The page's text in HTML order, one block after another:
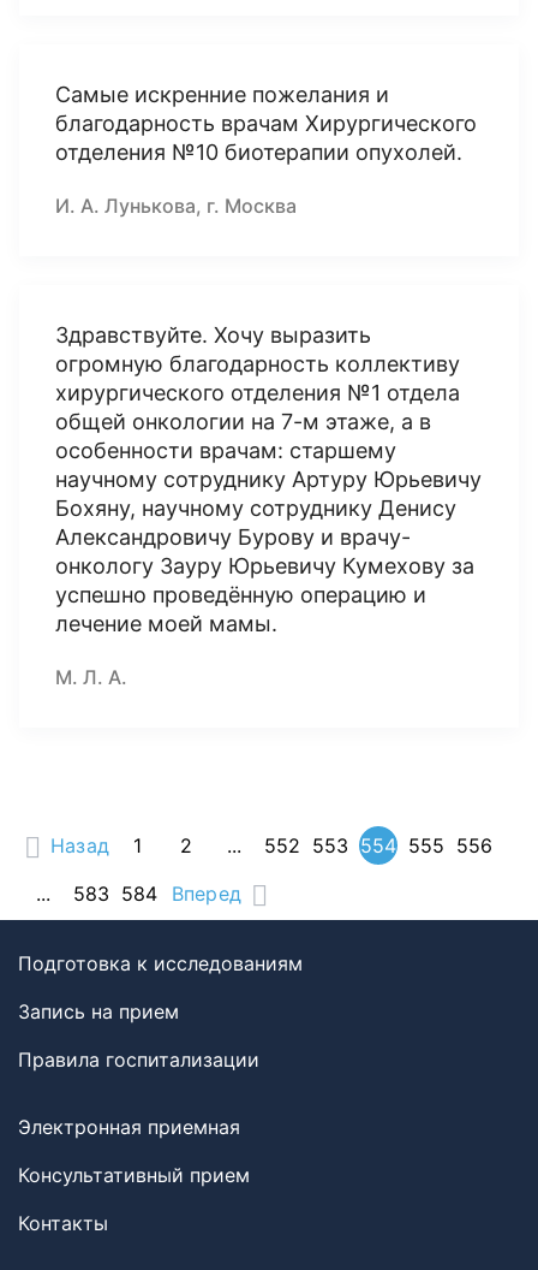
Самые искренние пожелания и
благодарность врачам Хирургического
отделения №10 биотерапии опухолей.
И. А. Лунькова, г. Москва
Здравствуйте. Хочу выразить
огромную благодарность коллективу
хирургического отделения №1 отдела
общей онкологии на 7-м этаже, а в
особенности врачам: старшему
научному сотруднику Артуру Юрьевичу
Бохяну, научному сотруднику Денису
Александровичу Бурову и врачу-
онкологу Зауру Юрьевичу Кумехову за
успешно проведённую операцию и
лечение моей мамы.
М. Л. А.
Назад 1 2 ... 552 553 554 555 556
...
583 584 Вперед
Подготовка к исследованиям
Запись на прием
Правила госпитализации
Электронная приемная
Консультативный прием
Контакты